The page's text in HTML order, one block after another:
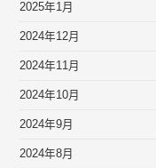
2025年1月
2024年12月
2024年11月
2024年10月
2024年9月
2024年8月